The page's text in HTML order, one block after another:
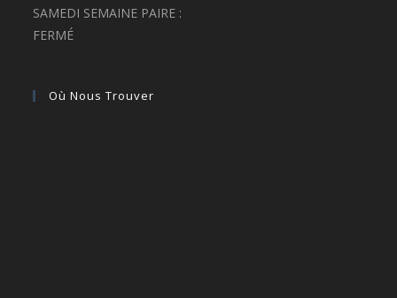
SAMEDI SEMAINE PAIRE :
FERMÉ
Où Nous Trouver